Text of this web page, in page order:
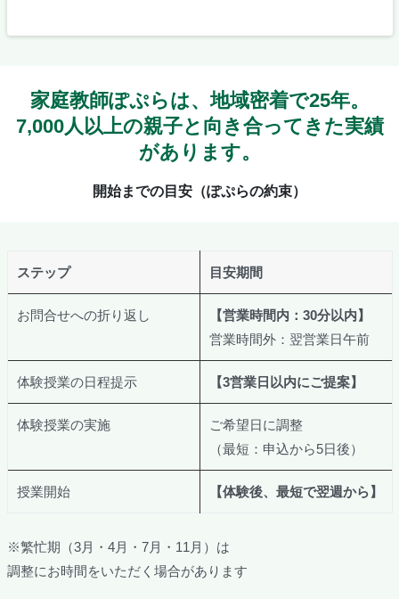
家庭教師ぽぷらは、地域密着で25年。
7,000人以上の親子と向き合ってきた実績
があります。
開始までの目安（ぽぷらの約束）
ステップ 目安期間
お問合せへの折り返し
【営業時間内：30分以内】
営業時間外：翌営業日午前
体験授業の日程提示 【3営業日以内にご提案】
体験授業の実施
ご希望日に調整
（最短：申込から5日後）
授業開始 【体験後、最短で翌週から】
※繁忙期（3月・4月・7月・11月）は
調整にお時間をいただく場合があります